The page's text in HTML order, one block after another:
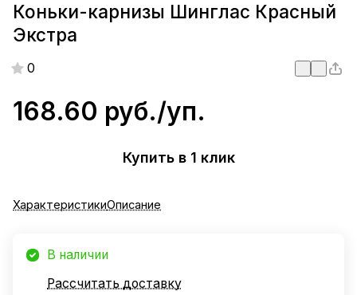
Коньки-карнизы Шинглас Красный
Экстра
0
168.60 руб./уп.
Купить в 1 клик
ХарактеристикиОписание
В наличии
Рассчитать доставку